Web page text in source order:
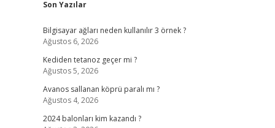
Son Yazılar
Bilgisayar ağları neden kullanılır 3 örnek ?
Ağustos 6, 2026
Kediden tetanoz geçer mi ?
Ağustos 5, 2026
Avanos sallanan köprü paralı mı ?
Ağustos 4, 2026
2024 balonları kim kazandı ?